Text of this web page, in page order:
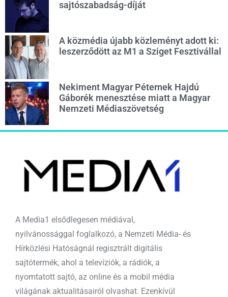
sajtószabadság-díját
A közmédia újabb közleményt adott ki:
leszerződött az M1 a Sziget Fesztivállal
Nekiment Magyar Péternek Hajdú
Gáborék menesztése miatt a Magyar
Nemzeti Médiaszövetség
A Media1 elsődlegesen médiával,
nyilvánossággal foglalkozó, a Nemzeti Média- és
Hírközlési Hatóságnál regisztrált digitális
sajtótermék, ahol a televíziók, a rádiók, a
nyomtatott sajtó, az online és a mobil média
világának aktualitásairól olvashat. Ezenkívül